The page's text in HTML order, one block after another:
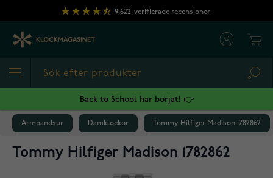
Hoppa till innehållet
9,622 verifierade recensioner
Back to School har börjat! 👉
Armbandsur Damklockor Tommy Hilfiger Madison 1782862
Tommy Hilfiger Madison 1782862